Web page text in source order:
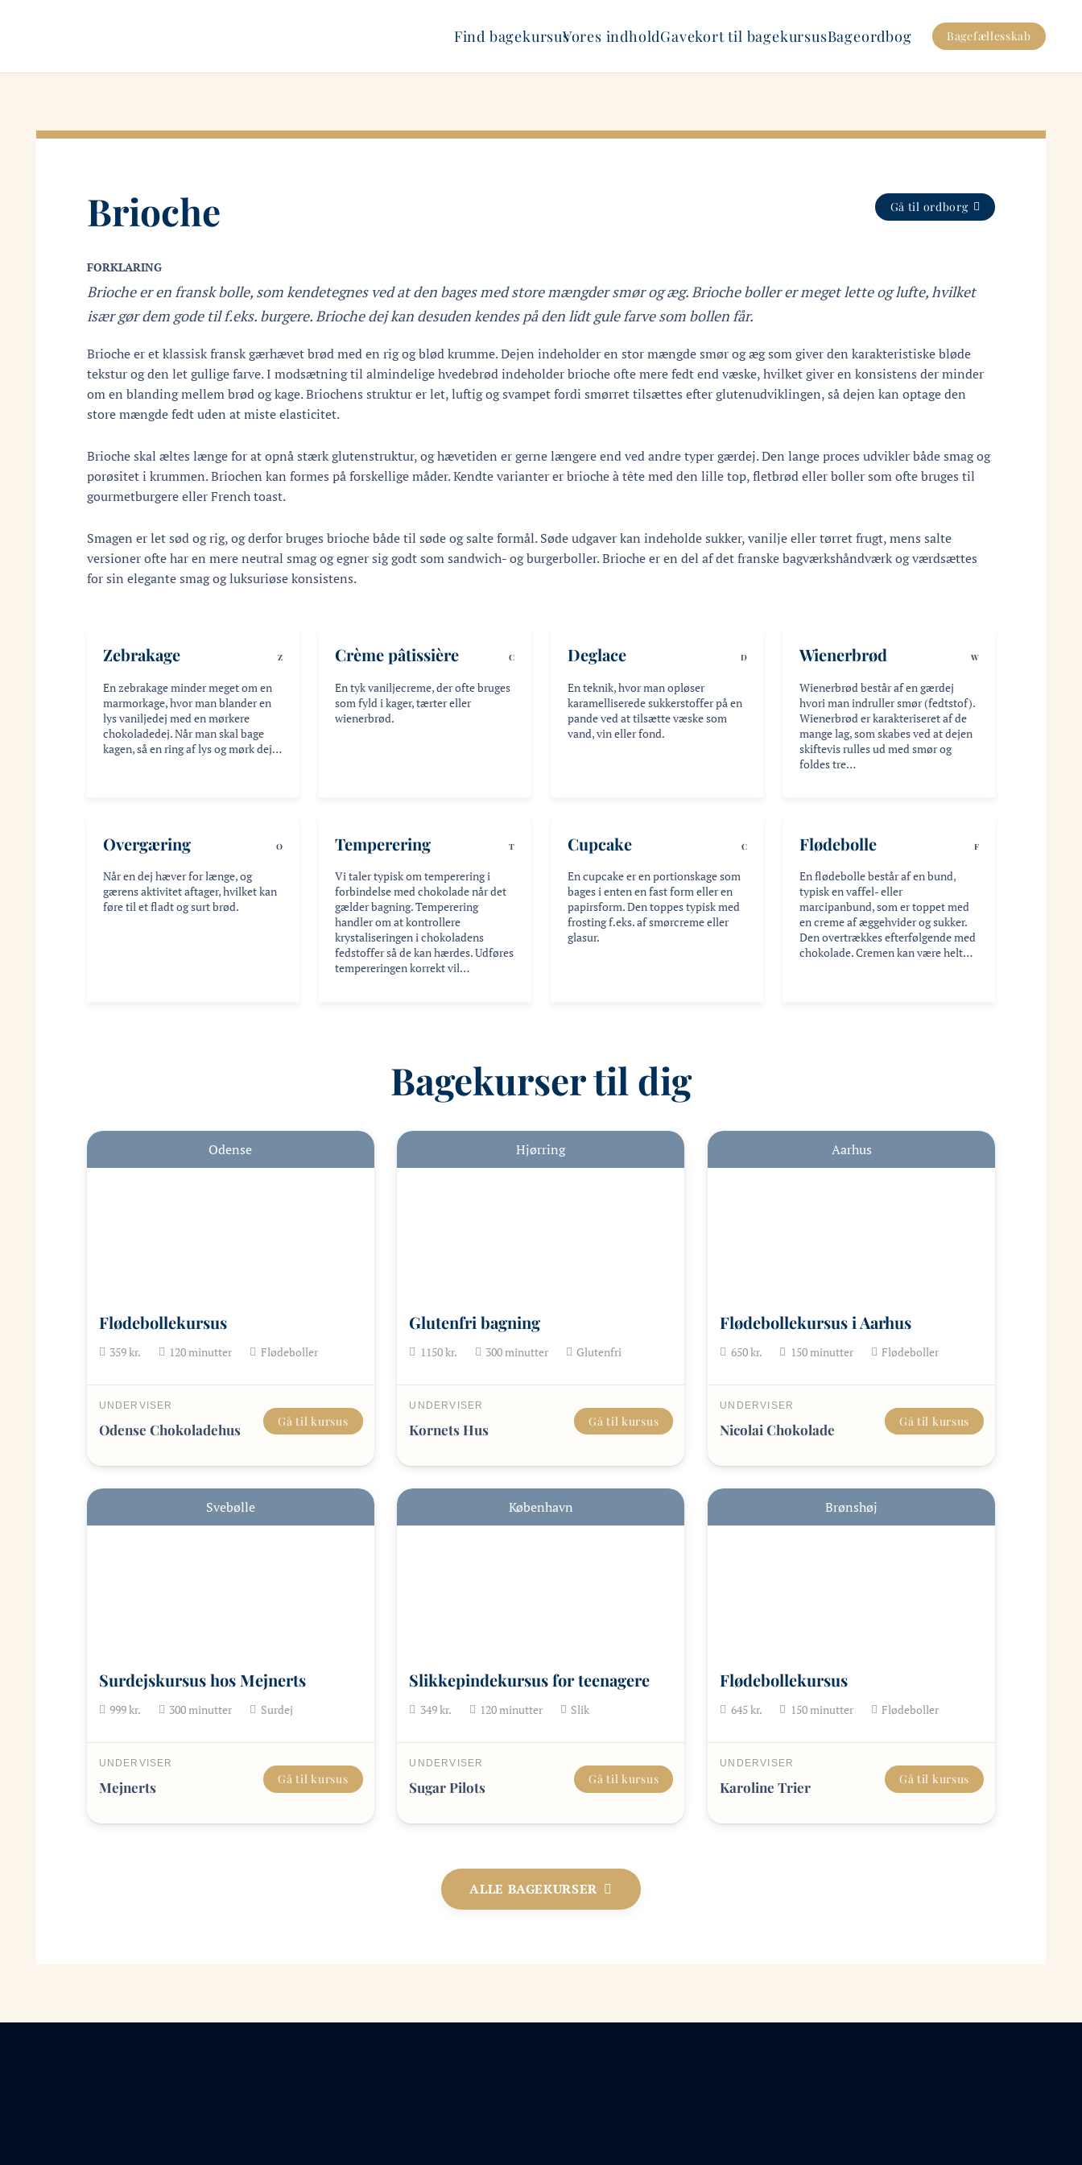
Find bagekursusVores indholdGavekort til bagekursusBageordbog Bagefællesskab
Brioche Gå til ordborg
FORKLARING
Brioche er en fransk bolle, som kendetegnes ved at den bages med store mængder smør og æg. Brioche boller er meget lette og lufte, hvilket
især gør dem gode til f.eks. burgere. Brioche dej kan desuden kendes på den lidt gule farve som bollen får.
Brioche er et klassisk fransk gærhævet brød med en rig og blød krumme. Dejen indeholder en stor mængde smør og æg som giver den karakteristiske bløde
tekstur og den let gullige farve. I modsætning til almindelige hvedebrød indeholder brioche ofte mere fedt end væske, hvilket giver en konsistens der minder
om en blanding mellem brød og kage. Briochens struktur er let, luftig og svampet fordi smørret tilsættes efter glutenudviklingen, så dejen kan optage den
store mængde fedt uden at miste elasticitet.
Brioche skal æltes længe for at opnå stærk glutenstruktur, og hævetiden er gerne længere end ved andre typer gærdej. Den lange proces udvikler både smag og
porøsitet i krummen. Briochen kan formes på forskellige måder. Kendte varianter er brioche à tête med den lille top, fletbrød eller boller som ofte bruges til
gourmetburgere eller French toast.
Smagen er let sød og rig, og derfor bruges brioche både til søde og salte formål. Søde udgaver kan indeholde sukker, vanilje eller tørret frugt, mens salte
versioner ofte har en mere neutral smag og egner sig godt som sandwich- og burgerboller. Brioche er en del af det franske bagværkshåndværk og værdsættes
for sin elegante smag og luksuriøse konsistens.
Zebrakage Z
En zebrakage minder meget om en
marmorkage, hvor man blander en
lys vaniljedej med en mørkere
chokoladedej. Når man skal bage
kagen, så en ring af lys og mørk dej…
Crème pâtissière C
En tyk vaniljecreme, der ofte bruges
som fyld i kager, tærter eller
wienerbrød.
Deglace D
En teknik, hvor man opløser
karamelliserede sukkerstoffer på en
pande ved at tilsætte væske som
vand, vin eller fond.
Wienerbrød W
Wienerbrød består af en gærdej
hvori man indruller smør (fedtstof).
Wienerbrød er karakteriseret af de
mange lag, som skabes ved at dejen
skiftevis rulles ud med smør og
foldes tre…
Overgæring O
Når en dej hæver for længe, og
gærens aktivitet aftager, hvilket kan
føre til et fladt og surt brød.
Temperering T
Vi taler typisk om temperering i
forbindelse med chokolade når det
gælder bagning. Temperering
handler om at kontrollere
krystaliseringen i chokoladens
fedstoffer så de kan hærdes. Udføres
tempereringen korrekt vil…
Cupcake C
En cupcake er en portionskage som
bages i enten en fast form eller en
papirsform. Den toppes typisk med
frosting f.eks. af smørcreme eller
glasur.
Flødebolle F
En flødebolle består af en bund,
typisk en vaffel- eller
marcipanbund, som er toppet med
en creme af æggehvider og sukker.
Den overtrækkes efterfølgende med
chokolade. Cremen kan være helt…
Bagekurser til dig
Odense
Flødebollekursus
359kr. 120minutter Flødeboller
UNDERVISER
Odense Chokoladehus Gå til kursus
Hjørring
Glutenfri bagning
1150kr. 300minutter Glutenfri
UNDERVISER
Kornets Hus Gå til kursus
Aarhus
Flødebollekursus i Aarhus
650kr. 150minutter Flødeboller
UNDERVISER
Nicolai Chokolade Gå til kursus
Svebølle
Surdejskursus hos Mejnerts
999kr. 300minutter Surdej
UNDERVISER
Mejnerts Gå til kursus
København
Slikkepindekursus for teenagere
349kr. 120minutter Slik
UNDERVISER
Sugar Pilots Gå til kursus
Brønshøj
Flødebollekursus
645kr. 150minutter Flødeboller
UNDERVISER
Karoline Trier Gå til kursus
ALLE BAGEKURSER